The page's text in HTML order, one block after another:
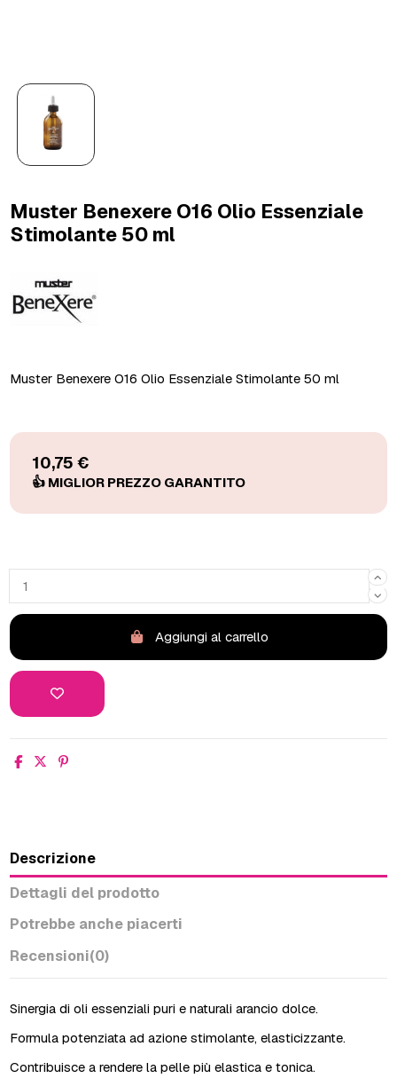
Muster Benexere O16 Olio Essenziale
Stimolante 50 ml
Muster Benexere O16 Olio Essenziale Stimolante 50 ml
10,75 €
Aggiungi al carrello
Descrizione
Dettagli del prodotto
Potrebbe anche piacerti
Recensioni(0)
Sinergia di oli essenziali puri e naturali arancio dolce.
Formula potenziata ad azione stimolante, elasticizzante.
Contribuisce a rendere la pelle più elastica e tonica.